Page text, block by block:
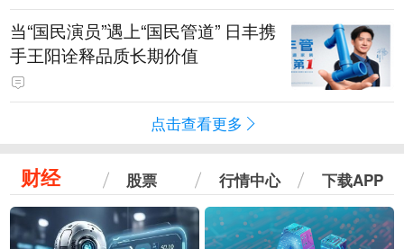
当“国民演员”遇上“国民管道” 日丰携
手王阳诠释品质长期价值
点击查看更多
财经 股票 行情中心 下载APP